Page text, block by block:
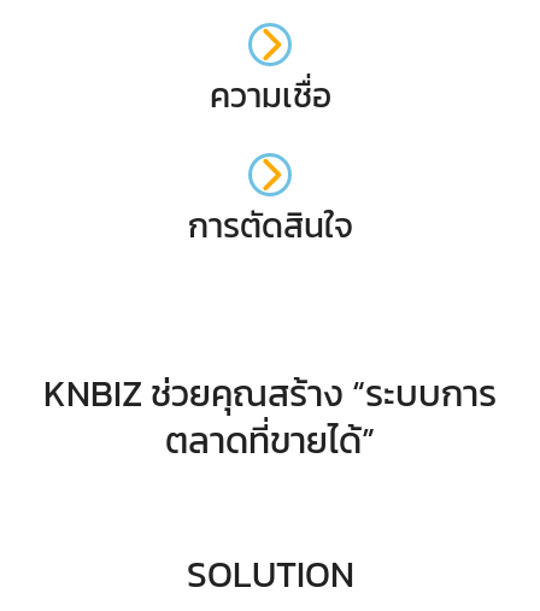
ความเชื่อ
การตัดสินใจ
KNBIZ ช่วยคุณสร้าง “ระบบการ
ตลาดที่ขายได้”
SOLUTION